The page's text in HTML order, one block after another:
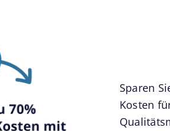
Sparen
Kosten